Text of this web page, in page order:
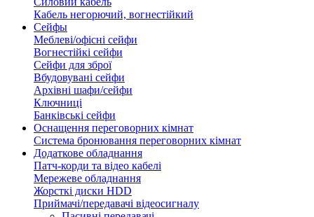
Кабель негорючий, вогнестійкий
Сейфы
Меблеві/офісні сейфи
Вогнестійкі сейфи
Сейфи для зброї
Вбудовувані сейфи
Архівні шафи/сейфи
Ключниці
Банківські сейфи
Оснащення переговорних кімнат
Система бронювання переговорних кімнат
Додаткове обладнання
Патч-корди та відео кабелі
Мережеве обладнання
Жорсткі диски HDD
Приймачі/передавачі відеосигналу